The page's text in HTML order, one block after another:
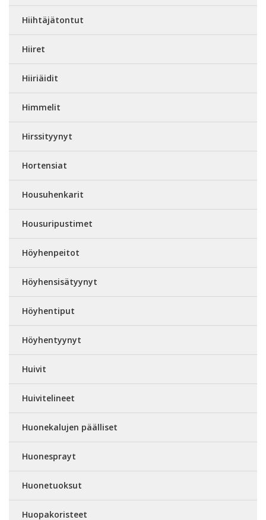
Hiihtäjätontut
Hiiret
Hiiriäidit
Himmelit
Hirssityynyt
Hortensiat
Housuhenkarit
Housuripustimet
Höyhenpeitot
Höyhensisätyynyt
Höyhentiput
Höyhentyynyt
Huivit
Huivitelineet
Huonekalujen päälliset
Huonesprayt
Huonetuoksut
Huopakoristeet